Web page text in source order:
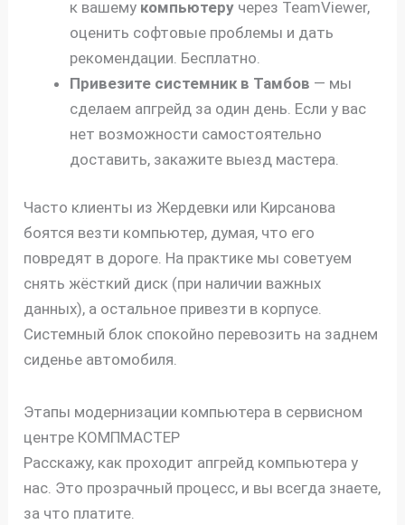
к вашему компьютеру через TeamViewer,
оценить софтовые проблемы и дать
рекомендации. Бесплатно.
Привезите системник в Тамбов — мы
сделаем апгрейд за один день. Если у вас
нет возможности самостоятельно
доставить, закажите выезд мастера.
Часто клиенты из Жердевки или Кирсанова
боятся везти компьютер, думая, что его
повредят в дороге. На практике мы советуем
снять жёсткий диск (при наличии важных
данных), а остальное привезти в корпусе.
Системный блок спокойно перевозить на заднем
сиденье автомобиля.
Этапы модернизации компьютера в сервисном
центре КОМПМАСТЕР
Расскажу, как проходит апгрейд компьютера у
нас. Это прозрачный процесс, и вы всегда знаете,
за что платите.